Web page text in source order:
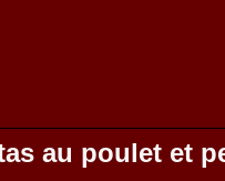
au poulet et